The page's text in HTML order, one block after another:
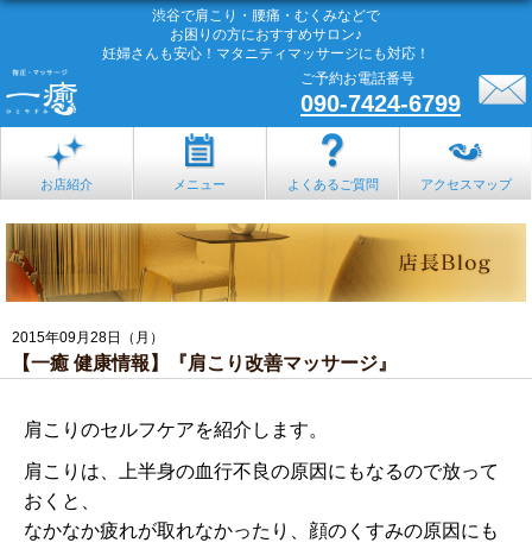
渋谷で肩こり・腰痛・むくみなどで
お困りの方におすすめサロン♪
妊婦さんも安心！マタニティマッサージにも対応！
ご予約お電話番号
090-7424-6799
お店紹介 メニュー よくあるご質問 アクセスマップ
2015年09月28日（月）
【一癒 健康情報】『肩こり改善マッサージ』
肩こりのセルフケアを紹介します。
肩こりは、上半身の血行不良の原因にもなるので放って
おくと、
なかなか疲れが取れなかったり、顔のくすみの原因にも